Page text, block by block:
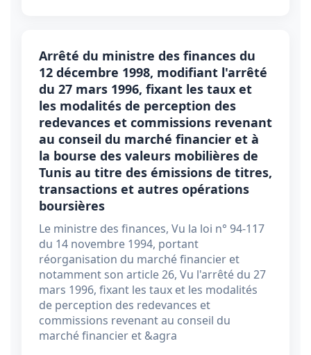
Arrêté du ministre des finances du
12 décembre 1998, modifiant l'arrêté
du 27 mars 1996, fixant les taux et
les modalités de perception des
redevances et commissions revenant
au conseil du marché financier et à
la bourse des valeurs mobilières de
Tunis au titre des émissions de titres,
transactions et autres opérations
boursières
Le ministre des finances, Vu la loi n° 94-117
du 14 novembre 1994, portant
réorganisation du marché financier et
notamment son article 26, Vu l'arrêté du 27
mars 1996, fixant les taux et les modalités
de perception des redevances et
commissions revenant au conseil du
marché financier et &agra